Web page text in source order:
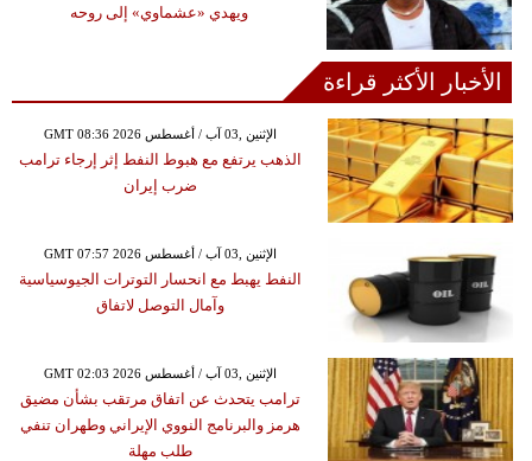
ويهدي «عشماوي» إلى روحه
الأخبار الأكثر قراءة
GMT 08:36 2026 الإثنين ,03 آب / أغسطس
الذهب يرتفع مع هبوط النفط إثر إرجاء ترامب
ضرب إيران
GMT 07:57 2026 الإثنين ,03 آب / أغسطس
النفط يهبط مع انحسار التوترات الجيوسياسية
وآمال التوصل لاتفاق
GMT 02:03 2026 الإثنين ,03 آب / أغسطس
ترامب يتحدث عن اتفاق مرتقب بشأن مضيق
هرمز والبرنامج النووي الإيراني وطهران تنفي
طلب مهلة